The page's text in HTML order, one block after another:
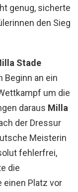
genug, sicherte
den Sieg
Stade
Beginn an ein
um die
daraus Milla
der Dressur
Meisterin
fehlerfrei,
die
einen Platz vor